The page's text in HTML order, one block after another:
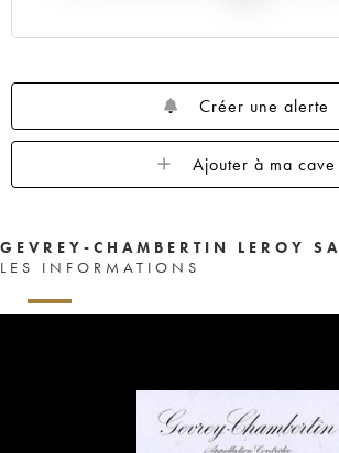
Créer une alerte
Ajouter à ma cave
GEVREY-CHAMBERTIN LEROY SA
LES INFORMATIONS